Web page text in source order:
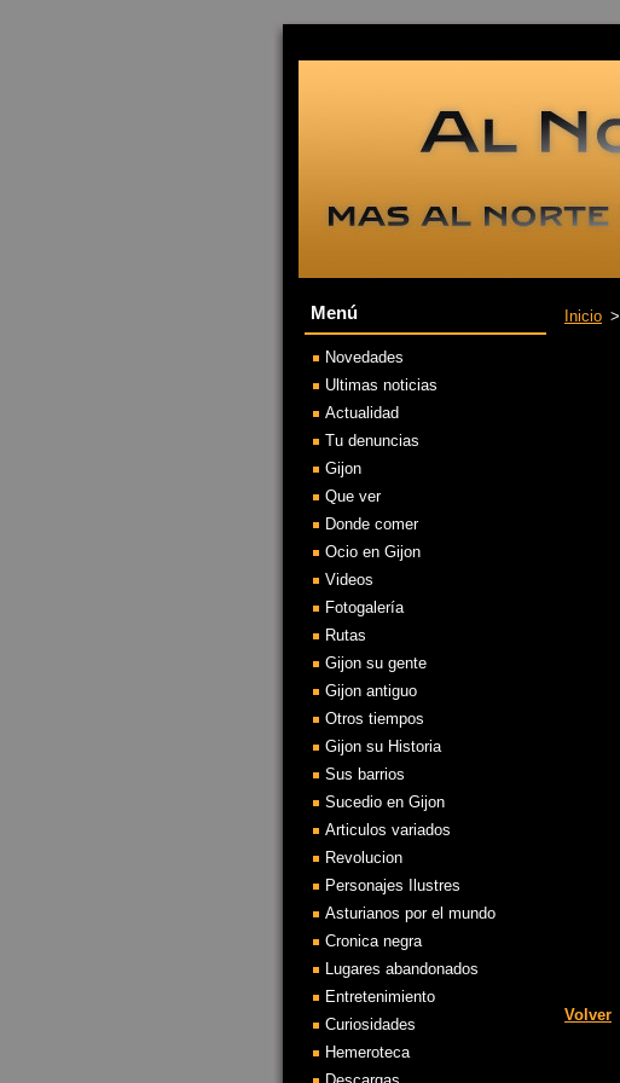
Inicio >
Volver
Menú
Novedades
Ultimas noticias
Actualidad
Tu denuncias
Gijon
Que ver
Donde comer
Ocio en Gijon
Videos
Fotogalería
Rutas
Gijon su gente
Gijon antiguo
Otros tiempos
Gijon su Historia
Sus barrios
Sucedio en Gijon
Articulos variados
Revolucion
Personajes Ilustres
Asturianos por el mundo
Cronica negra
Lugares abandonados
Entretenimiento
Curiosidades
Hemeroteca